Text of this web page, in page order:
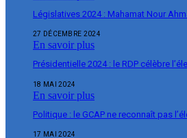
Législatives 2024 : Mahamat Nour
27 DÉCEMBRE 2024
En savoir plus
Présidentielle 2024 : le RDP célèbre
18 MAI 2024
En savoir plus
Politique : le GCAP ne reconnaît pas
17 MAI 2024